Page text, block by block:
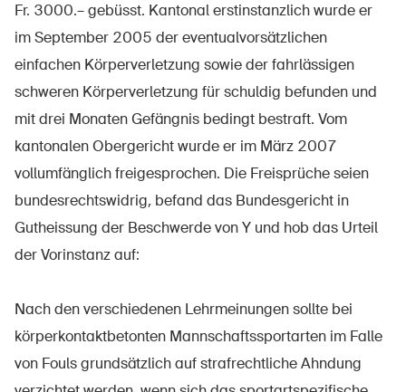
Prodotti sicuri
Approfondimenti giuridici
Delegate e delegati alla sicurezza e Comuni
Contatto e consulenza
Fr. 3000.– gebüsst. Kantonal erstinstanzlich wurde er
im September 2005 der eventualvorsätzlichen
einfachen Körperverletzung sowie der fahrlässigen
schweren Körperverletzung für schuldig befunden und
mit drei Monaten Gefängnis bedingt bestraft. Vom
kantonalen Obergericht wurde er im März 2007
vollumfänglich freigesprochen. Die Freisprüche seien
bundesrechtswidrig, befand das Bundesgericht in
Gutheissung der Beschwerde von Y und hob das Urteil
der Vorinstanz auf:
Nach den verschiedenen Lehrmeinungen sollte bei
körperkontaktbetonten Mannschaftssportarten im Falle
von Fouls grundsätzlich auf strafrechtliche Ahndung